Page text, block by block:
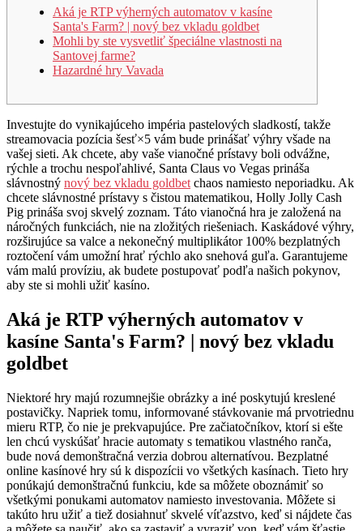
Aká je RTP výherných automatov v kasíne
Santa's Farm? | nový bez vkladu goldbet
Mohli by ste vysvetliť špeciálne vlastnosti na
Santovej farme?
Hazardné hry Vavada
Investujte do vynikajúceho impéria pastelových sladkostí, takže
streamovacia pozícia šesť×5 vám bude prinášať výhry všade na
vašej sieti. Ak chcete, aby vaše vianočné prístavy boli odvážne,
rýchle a trochu nespoľahlivé, Santa Claus vo Vegas prináša
slávnostný nový bez vkladu goldbet chaos namiesto neporiadku. Ak
chcete slávnostné prístavy s čistou matematikou, Holly Jolly Cash
Pig prináša svoj skvelý zoznam. Táto vianočná hra je založená na
náročných funkciách, nie na zložitých riešeniach. Kaskádové výhry,
rozširujúce sa valce a nekonečný multiplikátor 100% bezplatných
roztočení vám umožní hrať rýchlo ako snehová guľa. Garantujeme
vám malú províziu, ak budete postupovať podľa našich pokynov,
aby ste si mohli užiť kasíno.
Aká je RTP výherných automatov v
kasíne Santa's Farm? | nový bez vkladu
goldbet
Niektoré hry majú rozumnejšie obrázky a iné poskytujú kreslené
postavičky. Napriek tomu, informované stávkovanie má prvotriednu
mieru RTP, čo nie je prekvapujúce. Pre začiatočníkov, ktorí si ešte
len chcú vyskúšať hracie automaty s tematikou vlastného ranča,
bude nová demonštračná verzia dobrou alternatívou. Bezplatné
online kasínové hry sú k dispozícii vo všetkých kasínach. Tieto hry
ponúkajú demonštračnú funkciu, kde sa môžete oboznámiť so
všetkými ponukami automatov namiesto investovania. Môžete si
takúto hru užiť a tiež dosiahnuť skvelé víťazstvo, keď si nájdete čas